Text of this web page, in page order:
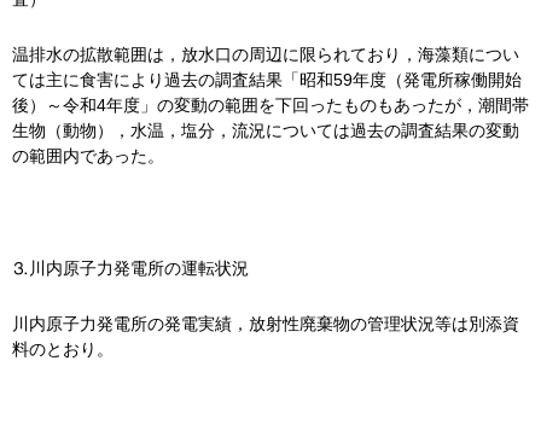
温排水の拡散範囲は，放水口の周辺に限られており，海藻類につい
ては主に食害により過去の調査結果「昭和59年度（発電所稼働開始
後）～令和4年度」の変動の範囲を下回ったものもあったが，潮間帯
生物（動物），水温，塩分，流況については過去の調査結果の変動
の範囲内であった。
⒊川内原子力発電所の運転状況
川内原子力発電所の発電実績，放射性廃棄物の管理状況等は別添資
料のとおり。